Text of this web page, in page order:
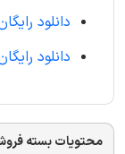
دانلود
دانلود
محتویات بسته